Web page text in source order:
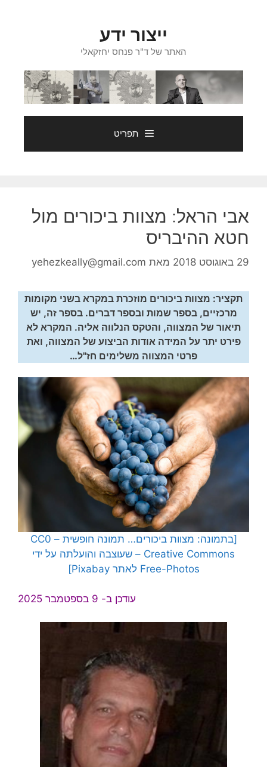
ייצור ידע
האתר של ד"ר פנחס יחזקאלי
תפריט
אבי הראל: מצוות ביכורים מול
חטא ההיבריס
29 באוגוסט 2018 מאת yehezkeally@gmail.com
תקציר: מצוות ביכורים מוזכרת במקרא בשני מקומות
מרכזיים, בספר שמות ובספר דברים. בספר זה, יש
תיאור של המצווה, והטקס הנלווה אליה. המקרא לא
פירט יתר על המידה אודות הביצוע של המצווה, ואת
פרטי המצווה משלימים חז"ל…
[בתמונה: מצוות ביכורים… תמונה חופשית – CC0
Creative Commons – שעוצבה והועלתה על ידי
Free-Photos לאתר Pixabay]
עודכן ב- 9 בספטמבר 2025